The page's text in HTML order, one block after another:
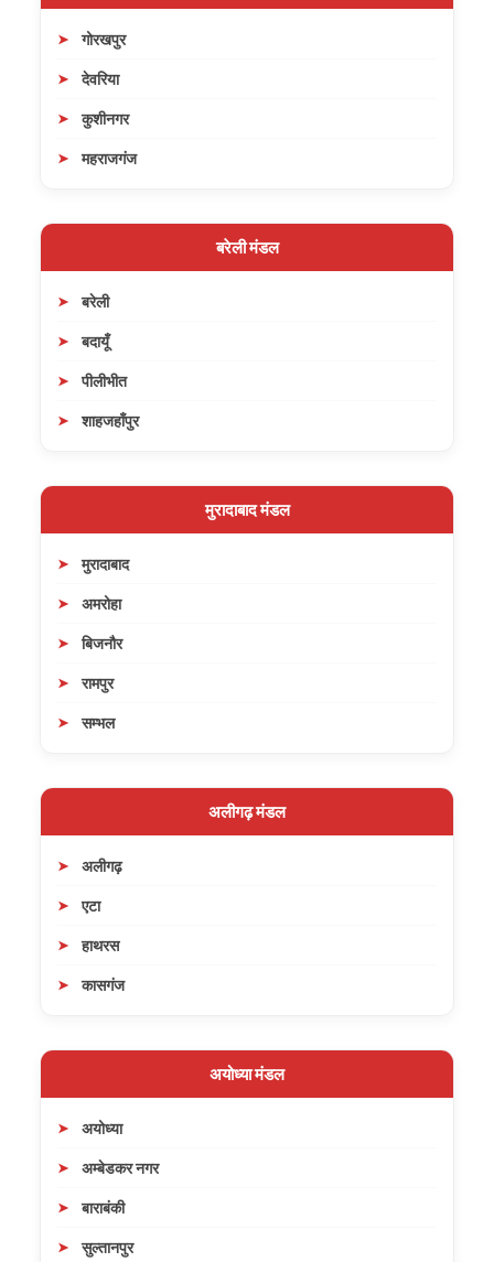
गोरखपुर
देवरिया
कुशीनगर
महराजगंज
बरेली मंडल
बरेली
बदायूँ
पीलीभीत
शाहजहाँपुर
मुरादाबाद मंडल
मुरादाबाद
अमरोहा
बिजनौर
रामपुर
सम्भल
अलीगढ़ मंडल
अलीगढ़
एटा
हाथरस
कासगंज
अयोध्या मंडल
अयोध्या
अम्बेडकर नगर
बाराबंकी
सुल्तानपुर